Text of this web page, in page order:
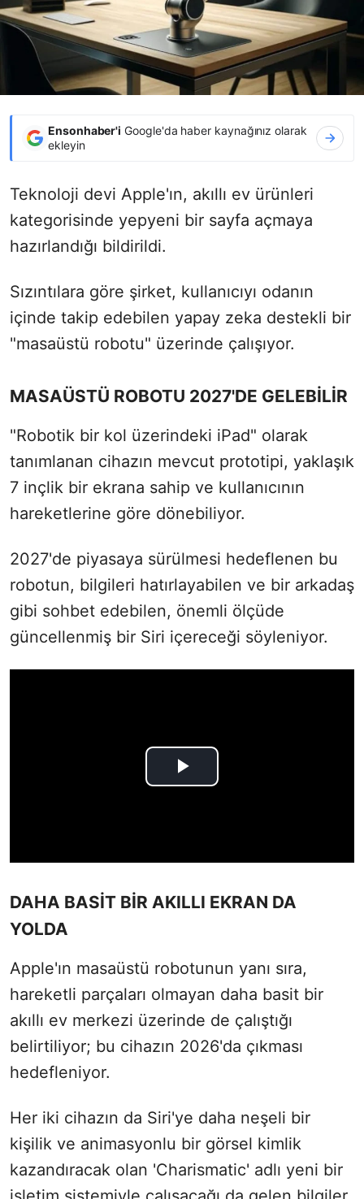
Ensonhaber'i Google'da haber kaynağınız olarak
ekleyin
Teknoloji devi Apple'ın, akıllı ev ürünleri
kategorisinde yepyeni bir sayfa açmaya
hazırlandığı bildirildi.
Sızıntılara göre şirket, kullanıcıyı odanın
içinde takip edebilen yapay zeka destekli bir
"masaüstü robotu" üzerinde çalışıyor.
MASAÜSTÜ ROBOTU 2027'DE GELEBİLİR
"Robotik bir kol üzerindeki iPad" olarak
tanımlanan cihazın mevcut prototipi, yaklaşık
7 inçlik bir ekrana sahip ve kullanıcının
hareketlerine göre dönebiliyor.
2027'de piyasaya sürülmesi hedeflenen bu
robotun, bilgileri hatırlayabilen ve bir arkadaş
gibi sohbet edebilen, önemli ölçüde
güncellenmiş bir Siri içereceği söyleniyor.
DAHA BASİT BİR AKILLI EKRAN DA
YOLDA
Apple'ın masaüstü robotunun yanı sıra,
hareketli parçaları olmayan daha basit bir
akıllı ev merkezi üzerinde de çalıştığı
belirtiliyor; bu cihazın 2026'da çıkması
hedefleniyor.
Her iki cihazın da Siri'ye daha neşeli bir
kişilik ve animasyonlu bir görsel kimlik
kazandıracak olan 'Charismatic' adlı yeni bir